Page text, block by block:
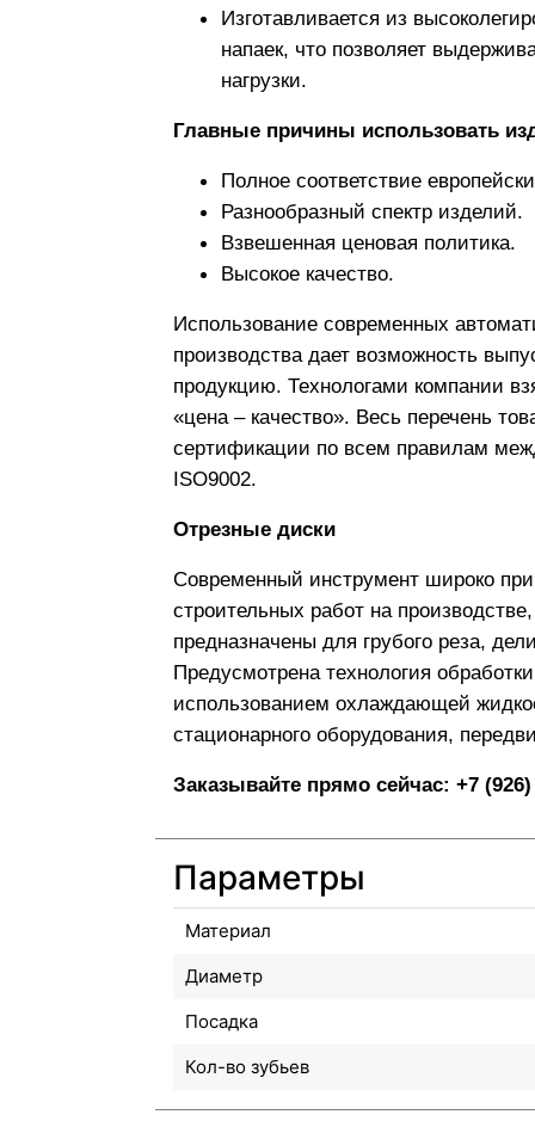
Изготавливается из
напаек, что позволяет
нагрузки.
Главные причины использовать
Полное соответствие
Разнообразный спектр изделий.
Взвешенная ценовая политика.
Высокое качество.
Использование современных
производства дает возможность
продукцию. Технологами компании
«цена – качество». Весь перечень
сертификации по всем правилам
ISO9002.
Отрезные диски
Современный инструмент широко
строительных работ на
предназначены для грубого реза,
Предусмотрена технология
использованием охлаждающей
стационарного оборудования,
Заказывайте прямо сейчас: +7
Параметры
Материал
Диаметр
Посадка
Кол-во зубьев